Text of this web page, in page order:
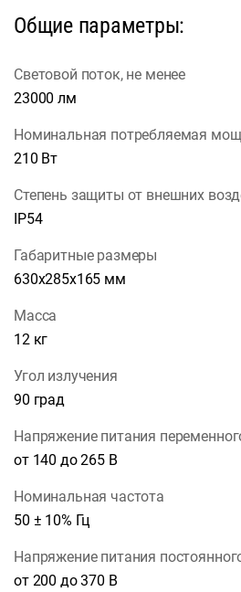
Общие параметры:
Световой поток, не менее
23000 лм
Номинальная потребляемая
210 Вт
Степень защиты от внешних
IP54
Габаритные размеры
630х285х165 мм
Масса
12 кг
Угол излучения
90 град
Напряжение питания
от 140 до 265 В
Номинальная частота
50 ± 10% Гц
Напряжение питания
от 200 до 370 В